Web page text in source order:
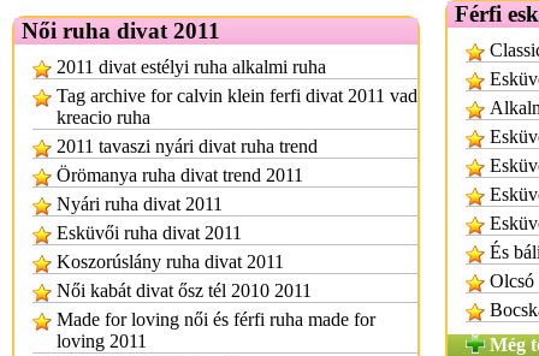
Női ruha divat 2011
2011 divat estélyi ruha alkalmi ruha
Tag archive for calvin klein ferfi divat 2011 vad
kreacio ruha
2011 tavaszi nyári divat ruha trend
Örömanya ruha divat trend 2011
Nyári ruha divat 2011
Esküvői ruha divat 2011
Koszorúslány ruha divat 2011
Női kabát divat ősz tél 2010 2011
Made for loving női és férfi ruha made for
loving 2011
Férfi
És
Olcsó
Még